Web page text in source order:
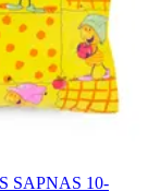
SAPNAS 10-